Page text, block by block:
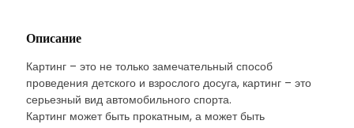
Описание
Картинг – это не только замечательный способ
проведения детского и взрослого досуга, картинг – это
серьезный вид автомобильного спорта.
Картинг может быть прокатным, а может быть